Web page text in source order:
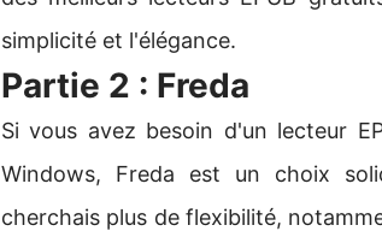
simplicité et l'élégance.
Partie 2 : Freda
Si vous avez besoin d'un lecteur
Windows, Freda est un choix
cherchais plus de flexibilité,